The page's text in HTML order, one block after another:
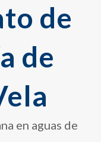
de
de
en aguas de